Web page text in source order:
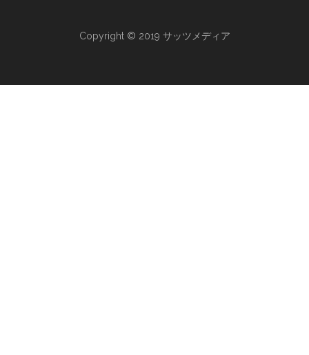
Copyright © 2019 サッツメディア